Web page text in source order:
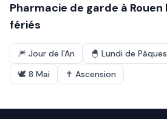
Pharmacie de garde à Rouen
fériés
🎆 Jour de l'An 🐣 Lundi de Pâques
🕊️ 8 Mai ✝️ Ascension